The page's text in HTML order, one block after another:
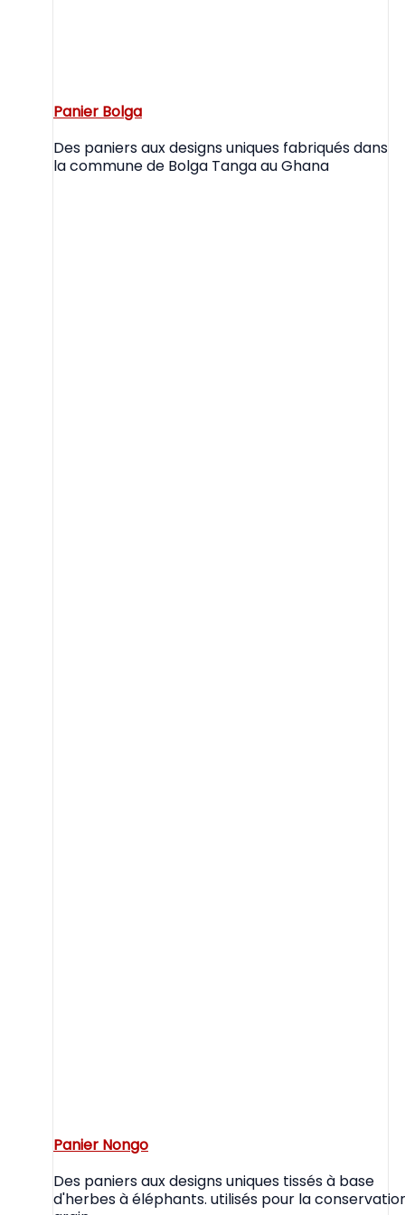
Panier Bolga
Des paniers aux designs uniques fabriqués dans
la commune de Bolga Tanga au Ghana
Panier Nongo
Des paniers aux designs uniques tissés à base
d'herbes à éléphants. utilisés pour la